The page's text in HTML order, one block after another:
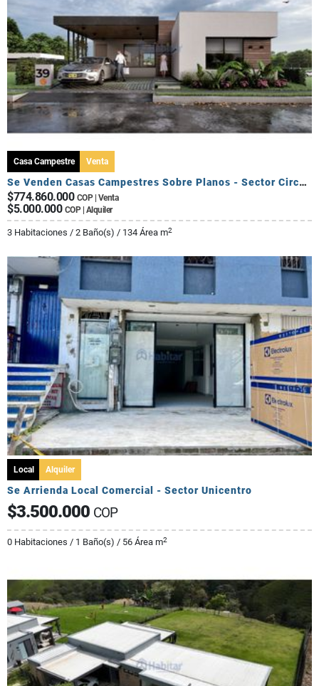
Casa Campestre Venta
Se Venden Casas Campestres Sobre Planos - Sector Circasia
$774.860.000 COP | Venta
$5.000.000 COP | Alquiler
3 Habitaciones / 2 Baño(s) / 134 Área m2
Local Alquiler
Se Arrienda Local Comercial - Sector Unicentro
$3.500.000 COP
0 Habitaciones / 1 Baño(s) / 56 Área m2